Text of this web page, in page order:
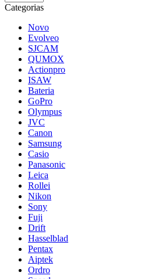
Categorias
Novo
Evolveo
SJCAM
QUMOX
Actionpro
ISAW
Bateria
GoPro
Olympus
JVC
Canon
Samsung
Casio
Panasonic
Leica
Rollei
Nikon
Sony
Fuji
Drift
Hasselblad
Pentax
Aiptek
Ordro